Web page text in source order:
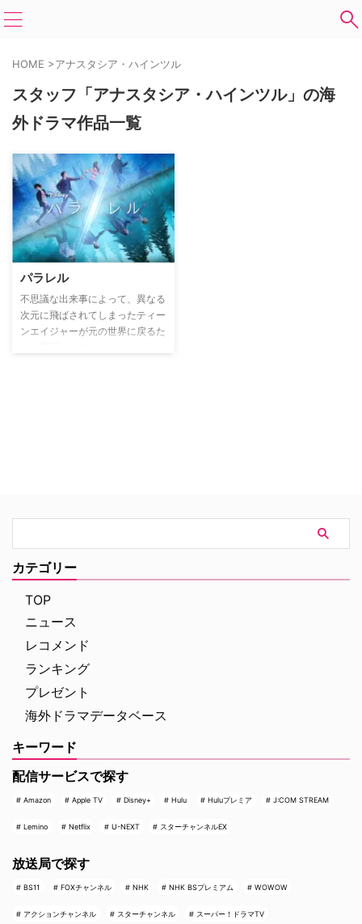
HOME >アナスタシア・ハインツル
スタッフ「アナスタシア・ハインツル」の海
外ドラマ作品一覧
パラレル
不思議な出来事によって、異なる
次元に飛ばされてしまったティー
ンエイジャーが元の世界に戻るた
カテゴリー
TOP
ニュース
レコメンド
ランキング
プレゼント
海外ドラマデータベース
キーワード
配信サービスで探す
Amazon Apple TV Disney+ Hulu Huluプレミア J:COM STREAM
Lemino Netflix U-NEXT スターチャンネルEX
放送局で探す
BS11 FOXチャンネル NHK NHK BSプレミアム WOWOW
アクションチャンネル スターチャンネル スーパー！ドラマTV